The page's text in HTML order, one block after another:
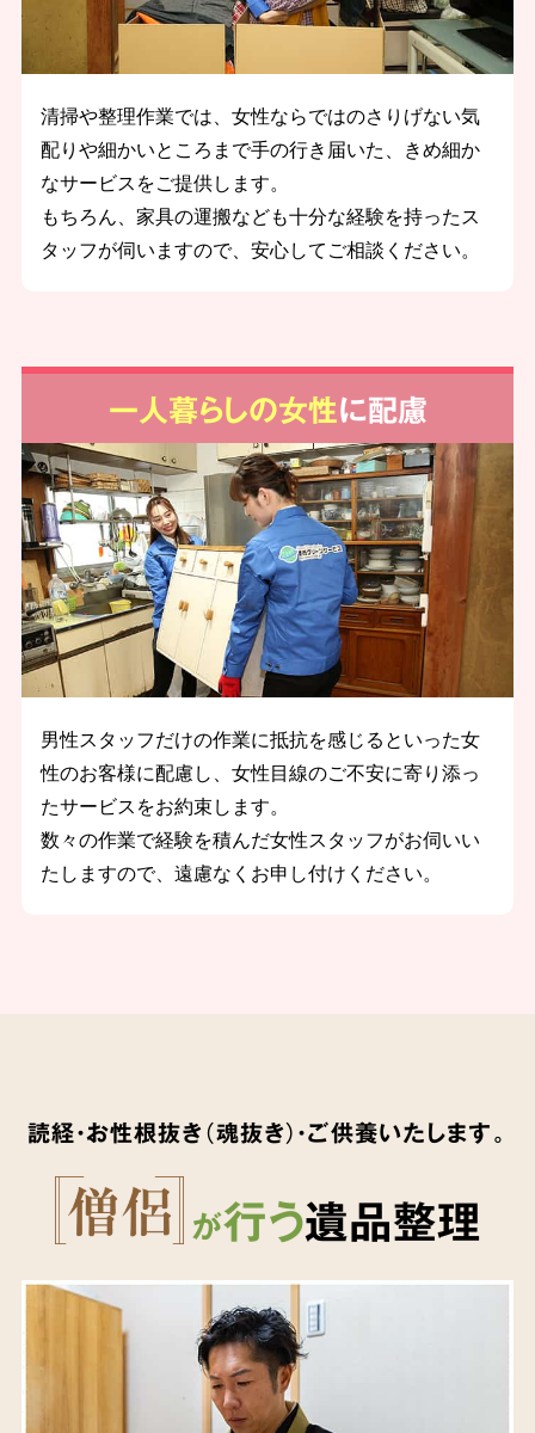
清掃や整理作業では、女性ならではのさりげない気
配りや細かいところまで手の行き届いた、きめ細か
なサービスをご提供します。
もちろん、家具の運搬なども十分な経験を持ったス
タッフが伺いますので、安心してご相談ください。
一人暮らしの女性に配慮
男性スタッフだけの作業に抵抗を感じるといった女
性のお客様に配慮し、女性目線のご不安に寄り添っ
たサービスをお約束します。
数々の作業で経験を積んだ女性スタッフがお伺いい
たしますので、遠慮なくお申し付けください。
が行う遺品整理
読経・お性根抜き（魂抜き）・ご供養いたします。